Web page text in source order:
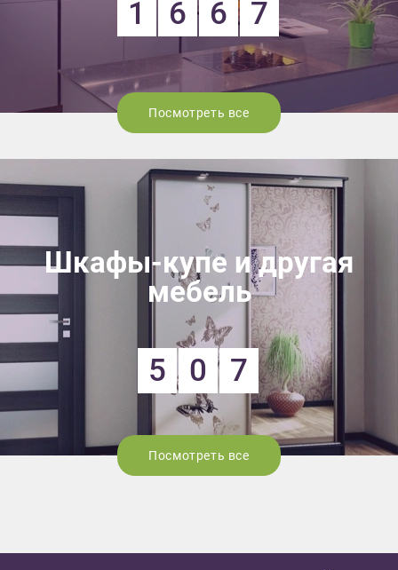
1 6 6 7
Посмотреть все
Шкафы-купе и другая
мебель
5 0 7
Посмотреть все